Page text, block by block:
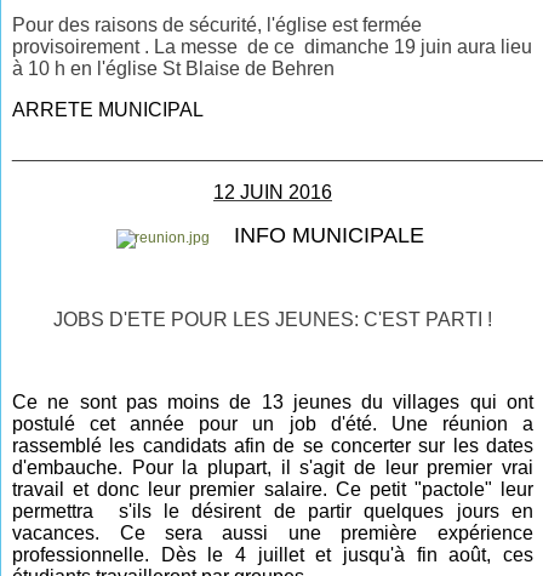
Pour des raisons de sécurité, l'église est fermée
provisoirement . La messe de ce dimanche 19 juin aura lieu
à 10 h en l'église St Blaise de Behren
ARRETE MUNICIPAL
12 JUIN 2016
INFO MUNICIPALE
JOBS D'ETE POUR LES JEUNES: C'EST PARTI !
Ce ne sont pas moins de 13 jeunes du villages qui ont
postulé cet année pour un job d'été. Une réunion a
rassemblé les candidats afin de se concerter sur les dates
d'embauche. Pour la plupart, il s'agit de leur premier vrai
travail et donc leur premier salaire. Ce petit "pactole" leur
permettra s'ils le désirent de partir quelques jours en
vacances. Ce sera aussi une première expérience
professionnelle. Dès le 4 juillet et jusqu'à fin août, ces